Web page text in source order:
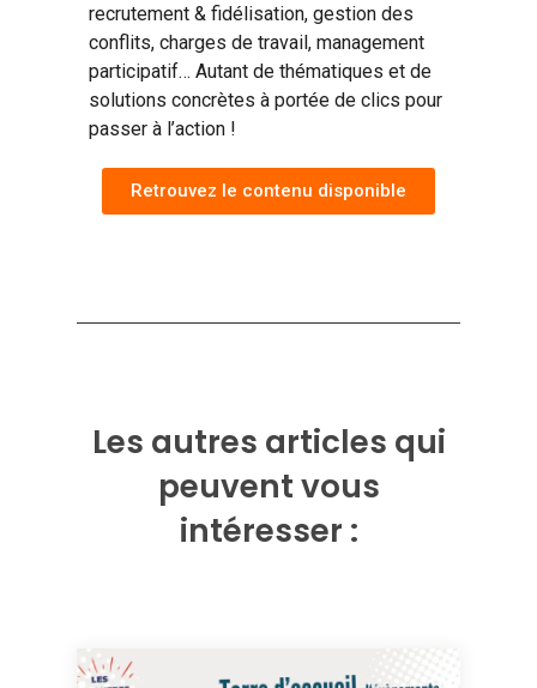
recrutement & fidélisation, gestion des
conflits, charges de travail, management
participatif… Autant de thématiques et de
solutions concrètes à portée de clics pour
passer à l’action !
Retrouvez le contenu disponible
Les autres articles qui
peuvent vous
intéresser :